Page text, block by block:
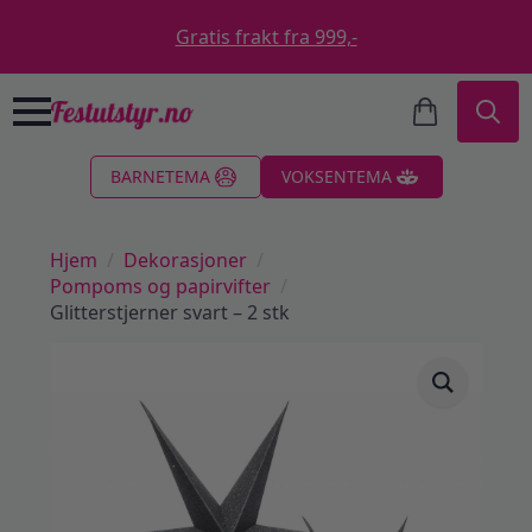
Gratis frakt fra 999,-
BARNETEMA VOKSENTEMA
Hjem
Dekorasjoner
Pompoms og papirvifter
Glitterstjerner svart – 2 stk